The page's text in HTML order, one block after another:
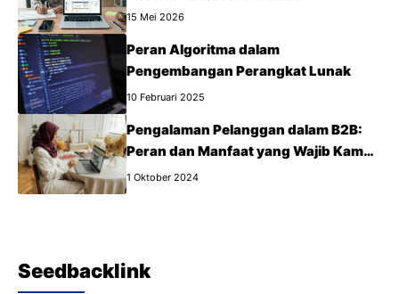
15 Mei 2026
Peran Algoritma dalam
Pengembangan Perangkat Lunak
10 Februari 2025
Pengalaman Pelanggan dalam B2B:
Peran dan Manfaat yang Wajib Kamu
Tahu
1 Oktober 2024
Seedbacklink